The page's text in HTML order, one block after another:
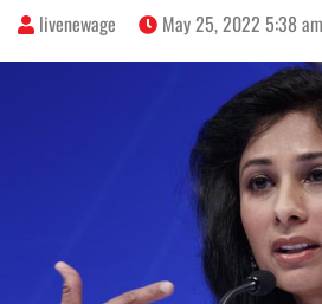
livenewage May 25, 2022 5:38 am